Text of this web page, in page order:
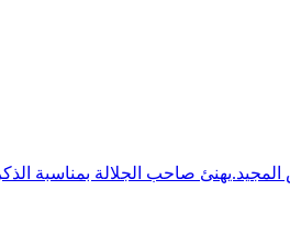
صاحب الجلالة بمناسبة